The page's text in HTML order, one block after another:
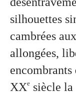
silhouettes
cambrées
allongées,
XXe siècle la